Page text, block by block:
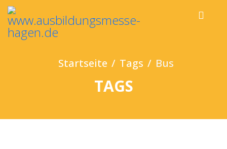
Startseite Tags Bus
TAGS